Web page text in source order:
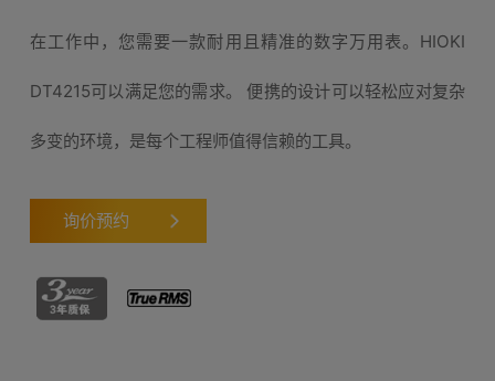
在工作中，您需要一款耐用且精准的数字万用表。HIOKI
DT4215可以满足您的需求。 便携的设计可以轻松应对复杂
多变的环境，是每个工程师值得信赖的工具。
询价预约